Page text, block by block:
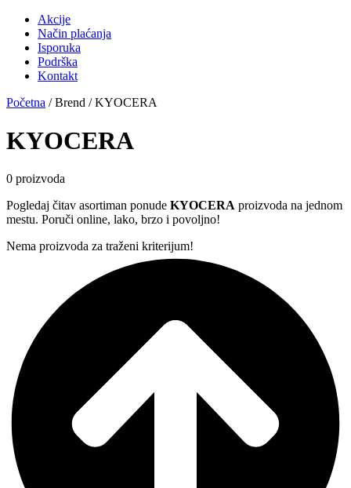
Akcije
Način plaćanja
Isporuka
Podrška
Kontakt
Početna / Brend / KYOCERA
KYOCERA
0 proizvoda
Pogledaj čitav asortiman ponude KYOCERA proizvoda na jednom
mestu. Poruči online, lako, brzo i povoljno!
Nema proizvoda za traženi kriterijum!